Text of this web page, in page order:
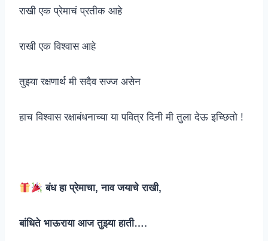
राखी एक प्रेमाचं प्रतीक आहे
राखी एक विश्वास आहे
तुझ्या रक्षणार्थ मी सदैव सज्ज असेन
हाच विश्वास रक्षाबंधनाच्या या पवित्र दिनी मी तुला देऊ इच्छितो !
बंध हा प्रेमाचा, नाव जयाचे राखी,
बांधिते भाऊराया आज तुझ्या हाती….